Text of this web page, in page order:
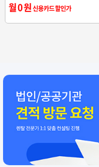
월 0 원신용카드 할인가